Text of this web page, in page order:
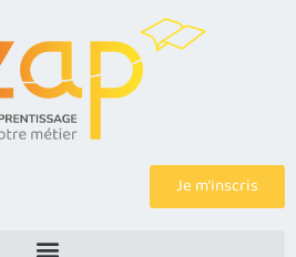
Je m’inscris